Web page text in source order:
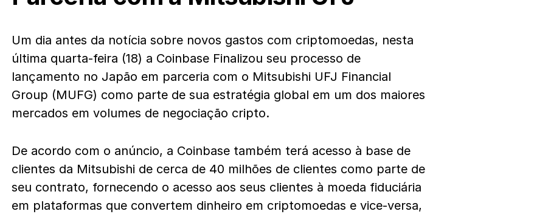
Um dia antes da notícia sobre novos gastos com criptomoedas, nesta
última quarta-feira (18) a Coinbase Finalizou seu processo de
lançamento no Japão em parceria com o Mitsubishi UFJ Financial
Group (MUFG) como parte de sua estratégia global em um dos maiores
mercados em volumes de negociação cripto.
De acordo com o anúncio, a Coinbase também terá acesso à base de
clientes da Mitsubishi de cerca de 40 milhões de clientes como parte de
seu contrato, fornecendo o acesso aos seus clientes à moeda fiduciária
em plataformas que convertem dinheiro em criptomoedas e vice-versa,